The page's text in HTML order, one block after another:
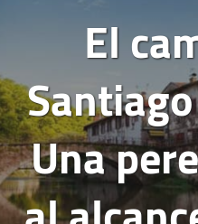
El
Una